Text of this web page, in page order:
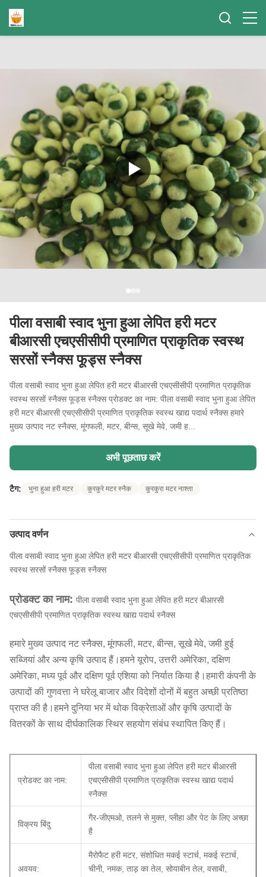
पीला वसाबी स्वाद भुना हुआ लेपित हरी मटर
बीआरसी एचएसीसीपी प्रमाणित प्राकृतिक स्वस्थ
सरसों स्नैक्स फूड्स स्नैक्स
पीला वसाबी स्वाद भुना हुआ लेपित हरी मटर बीआरसी एचएसीसीपी प्रमाणित प्राकृतिक
स्वस्थ सरसों स्नैक्स फूड्स स्नैक्स प्रोडक्ट का नाम: पीला वसाबी स्वाद भुना हुआ लेपित
हरी मटर बीआरसी एचएसीसीपी प्रमाणित प्राकृतिक स्वस्थ खाद्य पदार्थ स्नैक्स हमारे
मुख्य उत्पाद नट स्नैक्स, मूंगफली, मटर, बीन्स, सूखे मेवे, जमी ह...
अभी पूछताछ करें
टैग: भुना हुआ हरी मटर कुरकुरे मटर स्नैक कुरकुरा मटर नाश्ता
उत्पाद वर्णन
पीला वसाबी स्वाद भुना हुआ लेपित हरी मटर बीआरसी एचएसीसीपी प्रमाणित प्राकृतिक
स्वस्थ सरसों स्नैक्स फूड्स स्नैक्स
प्रोडक्ट का नाम: पीला वसाबी स्वाद भुना हुआ लेपित हरी मटर बीआरसी
एचएसीसीपी प्रमाणित प्राकृतिक स्वस्थ खाद्य पदार्थ स्नैक्स
हमारे मुख्य उत्पाद नट स्नैक्स, मूंगफली, मटर, बीन्स, सूखे मेवे, जमी हुई
सब्जियां और अन्य कृषि उत्पाद हैं।हमने यूरोप, उत्तरी अमेरिका, दक्षिण
अमेरिका, मध्य पूर्व और दक्षिण पूर्व एशिया को निर्यात किया है।हमारी कंपनी के
उत्पादों की गुणवत्ता ने घरेलू बाजार और विदेशों दोनों में बहुत अच्छी प्रतिष्ठा
प्राप्त की है।हमने दुनिया भर में थोक विक्रेताओं और कृषि उत्पादों के
वितरकों के साथ दीर्घकालिक स्थिर सहयोग संबंध स्थापित किए हैं।
प्रोडक्ट का नाम:
पीला वसाबी स्वाद भुना हुआ लेपित हरी मटर बीआरसी
एचएसीसीपी प्रमाणित प्राकृतिक स्वस्थ खाद्य पदार्थ
स्नैक्स
विक्रय बिंदु
गैर-जीएमओ, तलने से मुक्त, प्लीहा और पेट के लिए अच्छा
है
अवयव:
मैरोफैट हरी मटर, संशोधित मकई स्टार्च, मकई स्टार्च,
चीनी, नमक, ताड़ का तेल, सोयाबीन तेल, वसाबी,